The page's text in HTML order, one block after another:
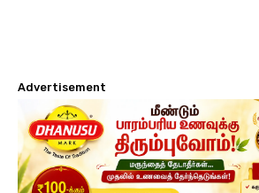
Advertisement